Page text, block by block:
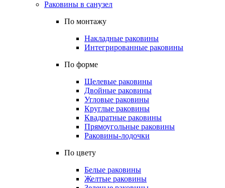
Раковины в санузел
По монтажу
Накладные раковины
Интегрированные раковины
По форме
Щелевые раковины
Двойные раковины
Угловые раковины
Круглые раковины
Квадратные раковины
Прямоугольные раковины
Раковины-лодочки
По цвету
Белые раковины
Желтые раковины